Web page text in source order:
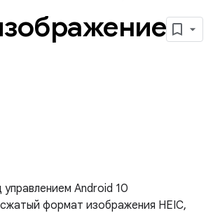
Android 10
формат изображения HEIC,